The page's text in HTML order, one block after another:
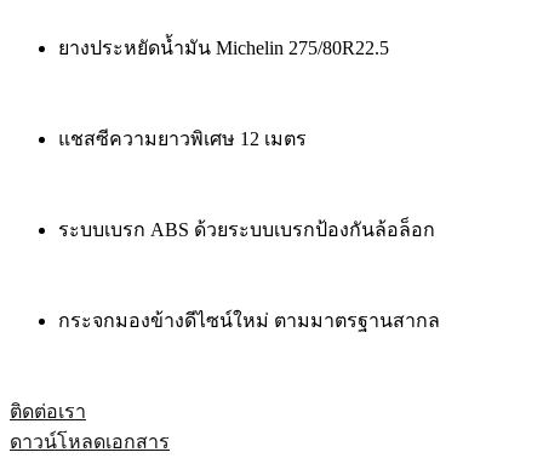
ยางประหยัดน้ำมัน Michelin 275/80R22.5
แชสซีความยาวพิเศษ 12 เมตร
ระบบเบรก ABS ด้วยระบบเบรกป้องกันล้อล็อก
กระจกมองข้างดีไซน์ใหม่ ตามมาตรฐานสากล
ติดต่อเรา
ดาวน์โหลดเอกสาร